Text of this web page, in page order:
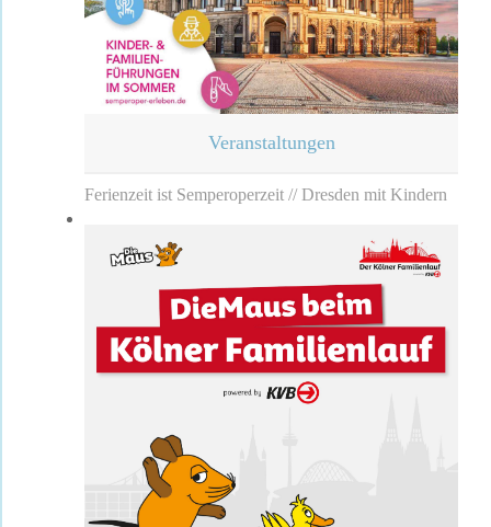
Veranstaltungen
Ferienzeit ist Semperoperzeit // Dresden mit Kindern